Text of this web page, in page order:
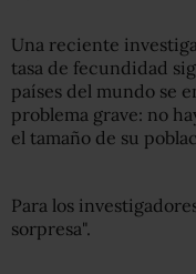
Una reciente
tasa de fecundidad
países del mundo se
problema grave: no
el tamaño de su
Para los
sorpresa".